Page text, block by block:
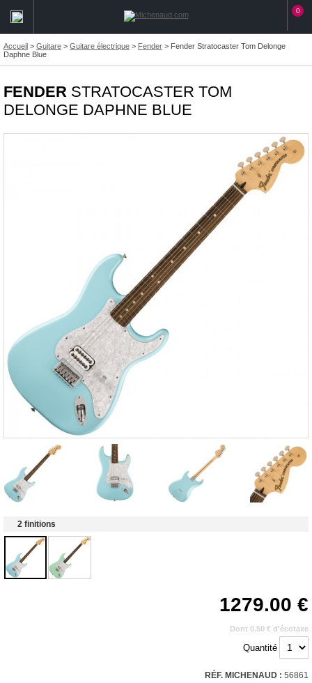
0
Accueil > Guitare > Guitare électrique > Fender > Fender Stratocaster Tom Delonge
Daphne Blue
FENDER STRATOCASTER TOM
DELONGE DAPHNE BLUE
2 finitions
1279.00
Dont 0.50 € d'écotaxe
Quantité
RÉF. MICHENAUD : 56861